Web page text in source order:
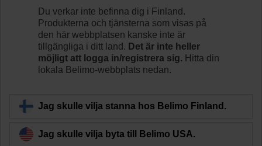
Belimo VAV-ställdon tillhandahåller lösningar för
volymetriskt flöde och tryckreglering för VAV- och CAV-
enheter.
Läs mer
Filtrera efter
32resultat hittades
Du verkar inte befinna dig i Finland.
Produkterna och tjänsterna som visas på
den här webbplatsen kanske inte är
tillgängliga i ditt land. Det är inte heller
möjligt att logga in/registrera sig. Hitta din
lokala Belimo-webbplats nedan.
Jag skulle vilja stanna hos Belimo Finland.
Jag skulle vilja byta till Belimo USA.